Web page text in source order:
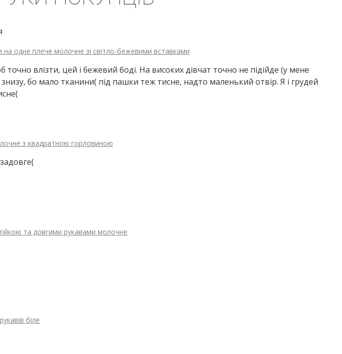
на одне плече молочне зі світло-бежевими вставками
влізти, цей і бежевий боді. На високих дівчат точно не підійде (у мене
знизу, бо мало тканини( під пашки теж тисне, надто маленький отвір. Я і грудей
з квадратною горловиною
та довгими рукавами молочне
біле